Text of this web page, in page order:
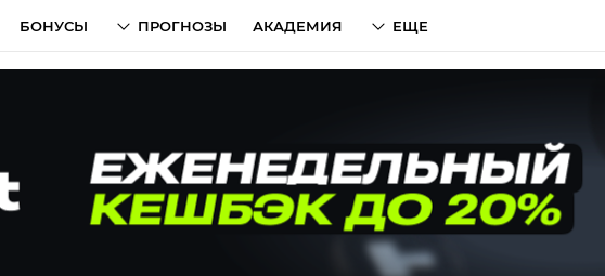
БОНУСЫ ПРОГНОЗЫ АКАДЕМИЯ ЕЩЕ